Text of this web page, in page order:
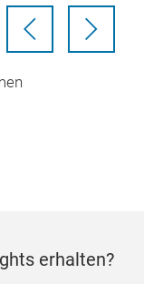
erhalten?